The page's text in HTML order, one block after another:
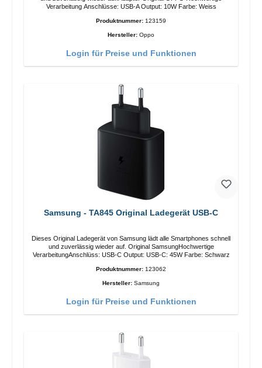
Verarbeitung Anschlüsse: USB-A Output: 10W Farbe: Weiss
Produktnummer: 123159
Hersteller: Oppo
Login für Preise und Funktionen
Samsung - TA845 Original Ladegerät USB-C
Dieses Original Ladegerät von Samsung lädt alle Smartphones schnell
und zuverlässig wieder auf. Original SamsungHochwertige
VerarbeitungAnschlüss: USB-C Output: USB-C: 45W Farbe: Schwarz
Produktnummer: 123062
Hersteller: Samsung
Login für Preise und Funktionen